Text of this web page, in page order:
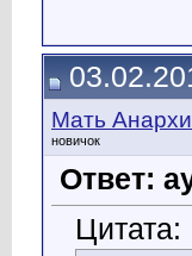
Мать
новичок
Ответ:
Цитата: